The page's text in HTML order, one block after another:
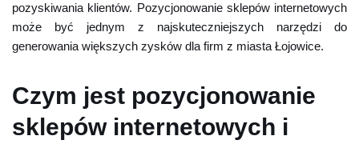
pozyskiwania klientów. Pozycjonowanie sklepów internetowych
może być jednym z najskuteczniejszych narzędzi do
generowania większych zysków dla firm z miasta Łojowice.
Czym jest pozycjonowanie
sklepów internetowych i